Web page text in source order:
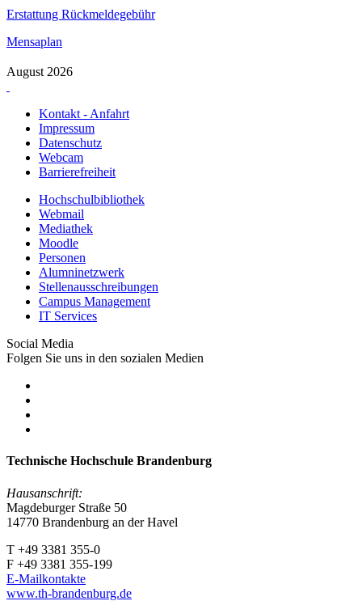
Erstattung Rückmeldegebühr
Mensaplan
August 2026
Kontakt - Anfahrt
Impressum
Datenschutz
Webcam
Barrierefreiheit
Hochschulbibliothek
Webmail
Mediathek
Moodle
Personen
Alumninetzwerk
Stellenausschreibungen
Campus Management
IT Services
Social Media
Folgen Sie uns in den sozialen Medien
Technische Hochschule Brandenburg
Hausanschrift:
Magdeburger Straße 50
14770 Brandenburg an der Havel
T +49 3381 355-0
F +49 3381 355-199
E-Mailkontakte
www.th-brandenburg.de